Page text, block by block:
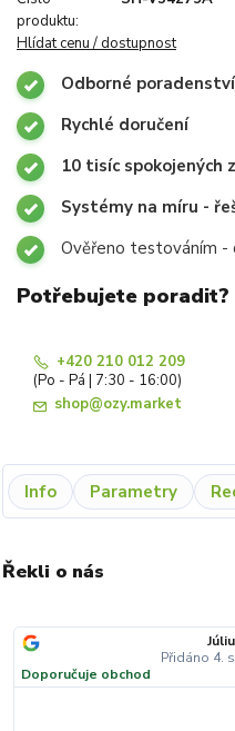
produktu:
Hlídat cenu / dostupnost
Odborné poradenství
Rychlé doručení
10 tisíc spokojených
Systémy na míru -
Ověřeno testováním -
Potřebujete poradit?
+420 210 012 209
(Po - Pá | 7:30 - 16:00)
shop@ozy.market
Info Parametry
Řekli o nás
Přidáno 4.
Doporučuje obchod